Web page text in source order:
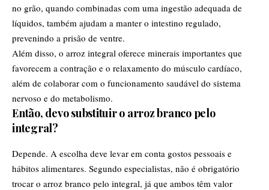
no grão, quando combinadas com uma ingestão adequada de
líquidos, também ajudam a manter o intestino regulado,
prevenindo a prisão de ventre.
Além disso, o arroz integral oferece minerais importantes que
favorecem a contração e o relaxamento do músculo cardíaco,
além de colaborar com o funcionamento saudável do sistema
nervoso e do metabolismo.
Então, devo substituir o arroz branco pelo
integral?
Depende. A escolha deve levar em conta gostos pessoais e
hábitos alimentares. Segundo especialistas, não é obrigatório
trocar o arroz branco pelo integral, já que ambos têm valor